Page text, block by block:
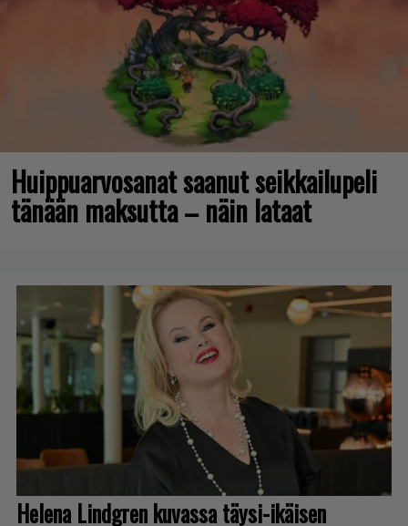
Huippuarvosanat saanut seikkailupeli
tänään maksutta – näin lataat